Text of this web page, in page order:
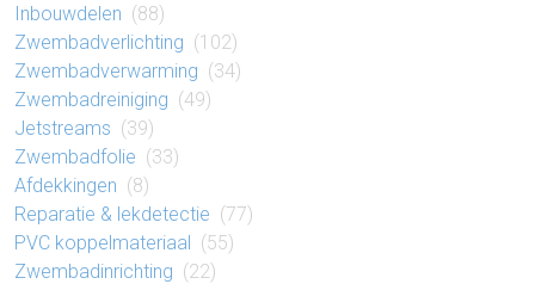
Inbouw​delen (88)
Zwembad​verlichting (102)
Zwembad​verwarming (34)
Zwembad​reiniging (49)
Jetstreams (39)
Zwembad​folie (33)
Af​dek​king​en (8)
Reparatie​ & lek​detectie (77)
PVC koppel​materiaal (55)
Zwembad​inrichting (22)